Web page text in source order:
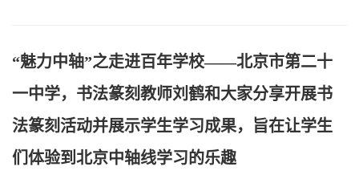
“魅力中轴”之走进百年学校——北京市第二十
一中学，书法篆刻教师刘鹤和大家分享开展书
法篆刻活动并展示学生学习成果，旨在让学生
们体验到北京中轴线学习的乐趣